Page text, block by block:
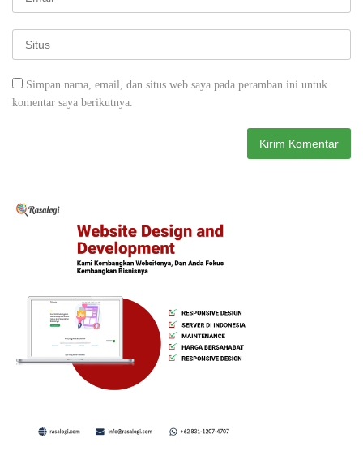
Simpan nama, email, dan situs web saya pada peramban ini untuk
komentar saya berikutnya.